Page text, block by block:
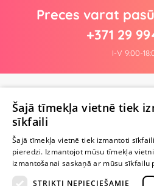
Preces varat
+371 29
I-V 9:00-
Esi
Uzraksti atsauksmi un
Šajā tīmekļa vietnē tiek
sīkfaili
Šajā tīmekļa vietnē tiek izmantoti
pieredzi. Izmantojot mūsu tīmekļa
izmantošanai saskaņā ar mūsu sīkfailu
STRIKTI NEPIECIEŠAMIE